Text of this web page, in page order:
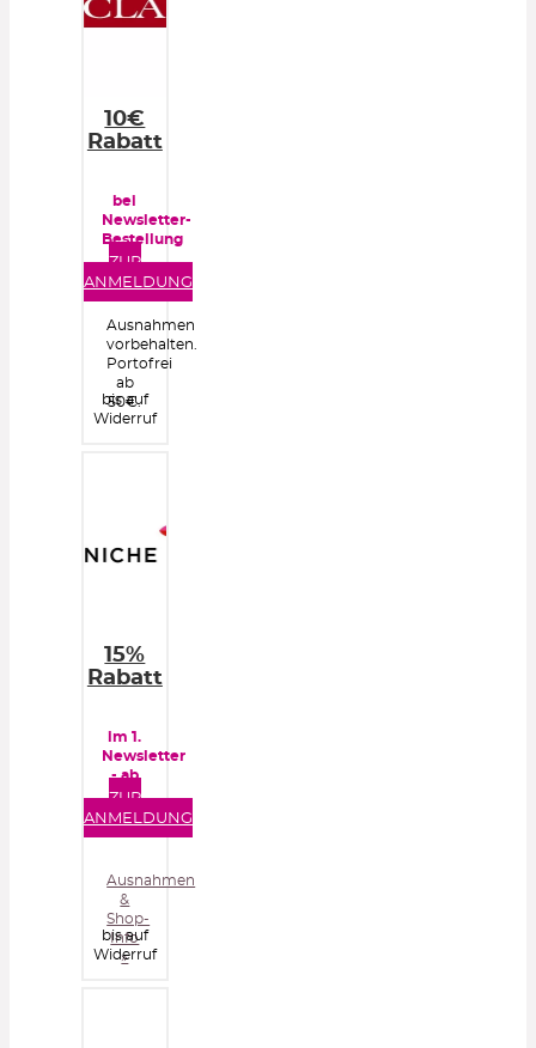
10€
Rabatt
bei
Newsletter-
Bestellung
ab
60€
ZUR
ANMELDUNG
Ausnahmen
vorbehalten.
Portofrei
ab
50€.
bis auf
Widerruf
15%
Rabatt
im 1.
Newsletter
- ab
50€
Bestellwert
ZUR
ANMELDUNG
Ausnahmen
&
Shop-
Info
»
bis auf
Widerruf